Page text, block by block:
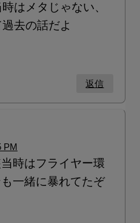
はメタじゃない、
去の話だよ
返信
PM
時はフライヤー環
一緒に暴れてたぞ